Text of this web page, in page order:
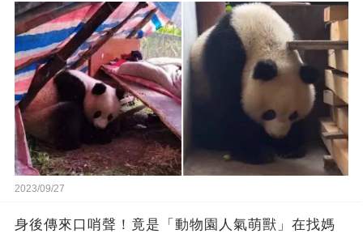
2023/09/27
身後傳來口哨聲！竟是「動物園人氣萌獸」在找媽